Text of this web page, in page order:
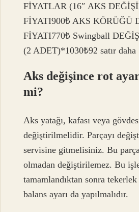
FİYATLAR (16″ AKS
FİYATI900₺ AKS KÖRÜĞÜ
FİYATI770₺ Swingball
(2 ADET)*1030₺92 satır daha
Aks değişince rot
mi?
Aks yatağı, kafası veya
değiştirilmelidir. Parçayı
servisine gitmelisiniz. Bu
olmadan değiştirilemez. Bu
tamamlandıktan sonra tekerlek
balans ayarı da yapılmalıdır.